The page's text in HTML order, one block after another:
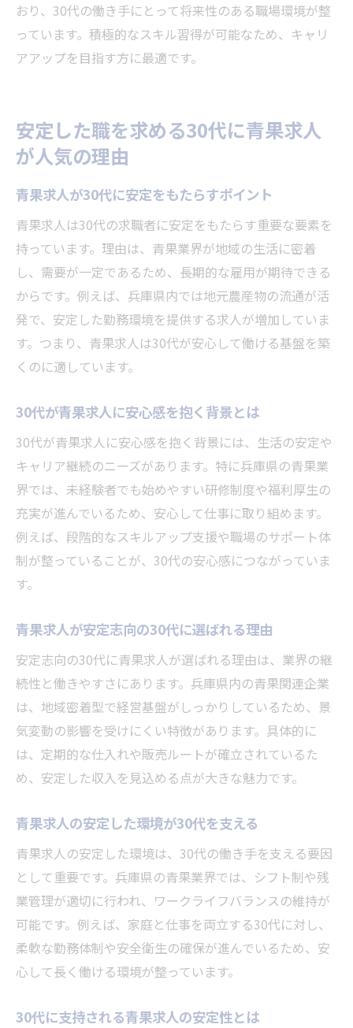
おり、30代の働き手にとって将来性のある職場環境が整
っています。積極的なスキル習得が可能なため、キャリ
アアップを目指す方に最適です。
安定した職を求める30代に青果求人
が人気の理由
青果求人が30代に安定をもたらすポイント
青果求人は30代の求職者に安定をもたらす重要な要素を
持っています。理由は、青果業界が地域の生活に密着
し、需要が一定であるため、長期的な雇用が期待できる
からです。例えば、兵庫県内では地元農産物の流通が活
発で、安定した勤務環境を提供する求人が増加していま
す。つまり、青果求人は30代が安心して働ける基盤を築
くのに適しています。
30代が青果求人に安心感を抱く背景とは
30代が青果求人に安心感を抱く背景には、生活の安定や
キャリア継続のニーズがあります。特に兵庫県の青果業
界では、未経験者でも始めやすい研修制度や福利厚生の
充実が進んでいるため、安心して仕事に取り組めます。
例えば、段階的なスキルアップ支援や職場のサポート体
制が整っていることが、30代の安心感につながっていま
す。
青果求人が安定志向の30代に選ばれる理由
安定志向の30代に青果求人が選ばれる理由は、業界の継
続性と働きやすさにあります。兵庫県内の青果関連企業
は、地域密着型で経営基盤がしっかりしているため、景
気変動の影響を受けにくい特徴があります。具体的に
は、定期的な仕入れや販売ルートが確立されているた
め、安定した収入を見込める点が大きな魅力です。
青果求人の安定した環境が30代を支える
青果求人の安定した環境は、30代の働き手を支える要因
として重要です。兵庫県の青果業界では、シフト制や残
業管理が適切に行われ、ワークライフバランスの維持が
可能です。例えば、家庭と仕事を両立する30代に対し、
柔軟な勤務体制や安全衛生の確保が進んでいるため、安
心して長く働ける環境が整っています。
30代に支持される青果求人の安定性とは